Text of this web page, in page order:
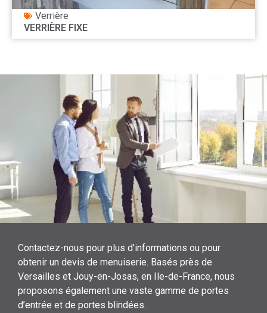
Verrière
VERRIÈRE FIXE
Contactez-nous pour plus d’informations ou pour
obtenir un devis de menuiserie. Basés près de
Versailles et Jouy-en-Josas, en Ile-de-France, nous
proposons également une vaste gamme de portes
d’entrée et de portes blindées.